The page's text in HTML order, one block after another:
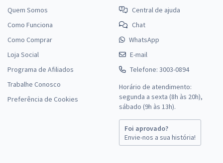
Quem Somos
Como Funciona
Como Comprar
Loja Social
Programa de Afiliados
Trabalhe Conosco
Preferência de Cookies
Central de ajuda
Chat
WhatsApp
E-mail
Telefone: 3003-0894
Horário de atendimento:
segunda a sexta (8h às 20h),
sábado (9h às 13h).
Foi aprovado?
Envie-nos a sua história!